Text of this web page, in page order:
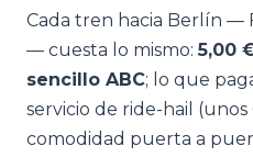
Cada tren hacia Berlín —
— cuesta lo mismo:5,00
sencillo ABC; lo que
servicio de ride-hail (unos
comodidad puerta a